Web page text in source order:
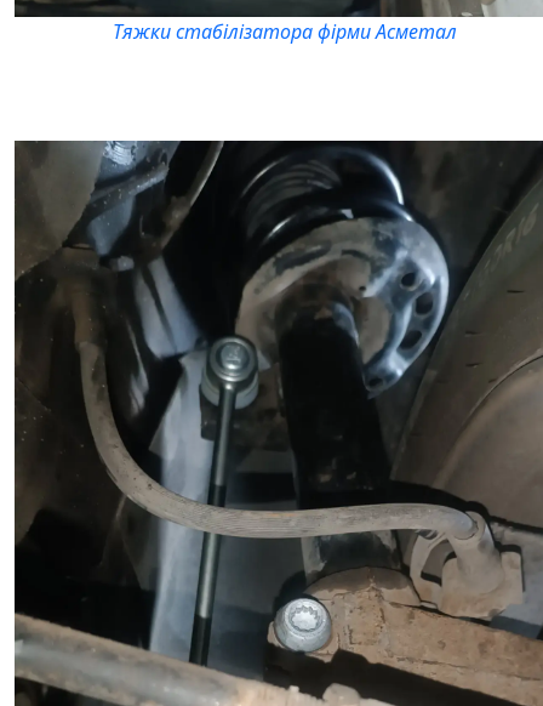
Тяжки стабілізатора фірми Асметал